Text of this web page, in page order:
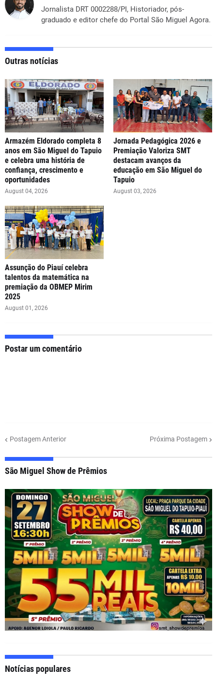
Jornalista DRT 0002288/PI, Historiador, pós-
graduado e editor chefe do Portal São Miguel Agora.
Outras notícias
Armazém Eldorado completa 8
anos em São Miguel do Tapuio
e celebra uma história de
confiança, crescimento e
oportunidades
August 04, 2026
Jornada Pedagógica 2026 e
Premiação Valoriza SMT
destacam avanços da
educação em São Miguel do
Tapuio
August 03, 2026
Assunção do Piauí celebra
talentos da matemática na
premiação da OBMEP Mirim
2025
August 01, 2026
Postar um comentário
Postagem Anterior Próxima Postagem
São Miguel Show de Prêmios
Notícias populares